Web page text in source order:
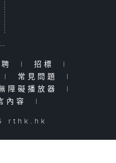
聘 | 招標
|
| 常見問題
|
障礙播放器
|
內容
|
rthk.hk